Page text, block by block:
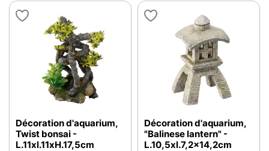
Décoration d'aquarium,
Twist bonsai -
L.11xl.11xH.17,5cm
Décoration d'aquarium,
"Balinese lantern" -
L.10,5xl.7,2x14,2cm